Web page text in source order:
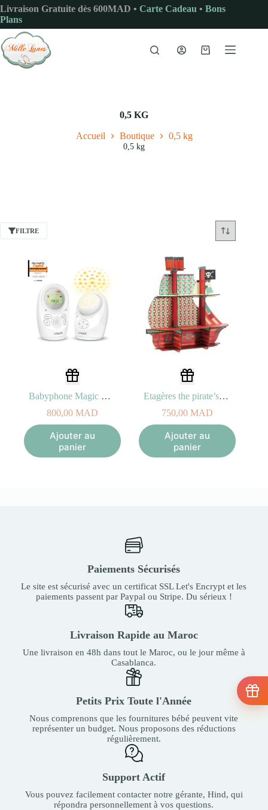
Passer
au
contenu
Livraison Gratuite dès 600MAD • Carte Cadeau • Bons
Plans
Panier
0,5 KG
Accueil Boutique 0,5 kg
0,5 kg
FILTRE
Babyphone Magic Light BM1212
800,00 MAD
Ajouter au
panier
Etagères the pirate’s treasure
750,00 MAD
Ajouter au
panier
Paiements Sécurisés
Le site est sécurisé avec un certificat SSL Let's Encrypt et les
paiements passent par Paypal ou Stripe. Du sérieux !
Livraison Rapide au Maroc
Une livraison en 48h dans tout le Maroc, ou le jour même à
Casablanca.
Petits Prix Toute l'Année
Nous comprenons que les fournitures bébé peuvent vite
représenter un budget. Nous proposons des réductions
régulièrement.
Support Actif
Vous pouvez facilement contacter notre gérante, Hind, qui
répondra personnellement à vos questions.